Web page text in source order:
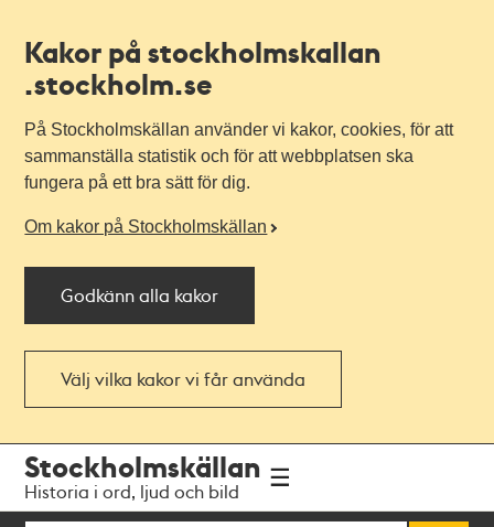
Kakor på stockholmskallan
.stockholm.se
På Stockholmskällan använder vi kakor, cookies, för att
sammanställa statistik och för att webbplatsen ska
fungera på ett bra sätt för dig.
Om kakor på Stockholmskällan
Godkänn alla kakor
Välj vilka kakor vi får använda
navigationen
huvudinnehållet
Stockholmskällan
Historia i ord, ljud och bild